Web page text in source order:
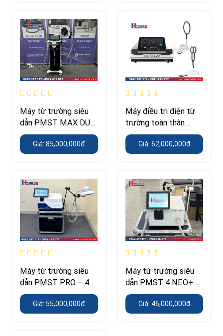
Máy từ trường siêu
dẫn PMST MAX DUO
– 7 Tesla, 2 kênh điều
trị độc lập
Giá: 85,000,000đ
Máy điều trị điện từ
trường toàn thân
PMST LOOP PRO
MAX – 24.700 Gauss
Giá: 62,000,000đ
Máy từ trường siêu
dẫn PMST PRO – 4–
7 Tesla kết hợp
Diode Laser công
suất cao
Giá: 55,000,000đ
Máy từ trường siêu
dẫn PMST 4 NEO+ –
5 Tesla kết hợp laser
lạnh 650 và 808 nm
Giá: 46,000,000đ